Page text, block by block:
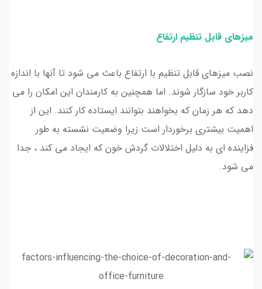
میزهای قابل تنظیم ارتفاع
نصب میزهای قابل تنظیم با ارتفاع باعث می شود تا آنها با اندازه
کاربر خود سازگار شوند. اما همچنین به کارمندان این امکان را می
دهد که هر زمان که بخواهند بتوانند ایستاده کار کنند. این از
اهمیت بیشتری برخوردار است زیرا وضعیت نشسته به طور
فزاینده ای به دلیل اختلالات گردش خون که ایجاد می کند ، جدا
می شود.